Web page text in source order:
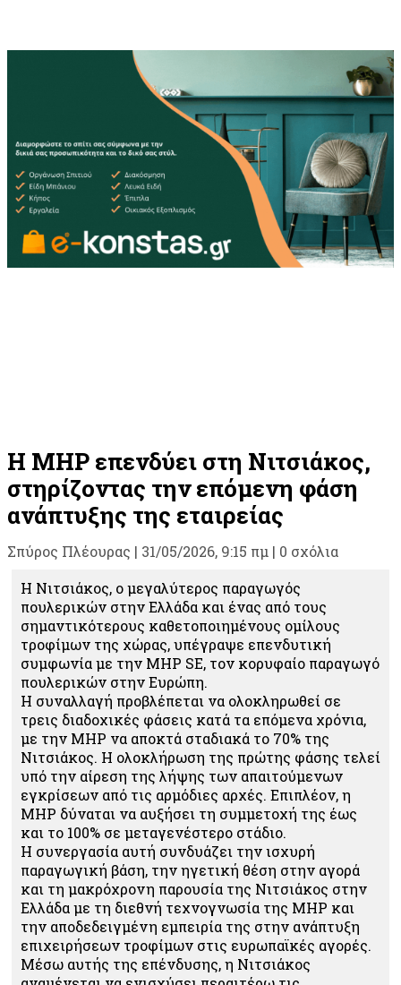
Η MHP επενδύει στη Νιτσιάκος,
στηρίζοντας την επόμενη φάση
ανάπτυξης της εταιρείας
Σπύρος Πλέουρας | 31/05/2026, 9:15 πμ | 0 σχόλια
Η Νιτσιάκος, ο μεγαλύτερος παραγωγός
πουλερικών στην Ελλάδα και ένας από τους
σημαντικότερους καθετοποιημένους ομίλους
τροφίμων της χώρας, υπέγραψε επενδυτική
συμφωνία με την MHP SE, τον κορυφαίο παραγωγό
πουλερικών στην Ευρώπη.
Η συναλλαγή προβλέπεται να ολοκληρωθεί σε
τρεις διαδοχικές φάσεις κατά τα επόμενα χρόνια,
με την MHP να αποκτά σταδιακά το 70% της
Νιτσιάκος. Η ολοκλήρωση της πρώτης φάσης τελεί
υπό την αίρεση της λήψης των απαιτούμενων
εγκρίσεων από τις αρμόδιες αρχές. Επιπλέον, η
MHP δύναται να αυξήσει τη συμμετοχή της έως
και το 100% σε μεταγενέστερο στάδιο.
Η συνεργασία αυτή συνδυάζει την ισχυρή
παραγωγική βάση, την ηγετική θέση στην αγορά
και τη μακρόχρονη παρουσία της Νιτσιάκος στην
Ελλάδα με τη διεθνή τεχνογνωσία της MHP και
την αποδεδειγμένη εμπειρία της στην ανάπτυξη
επιχειρήσεων τροφίμων στις ευρωπαϊκές αγορές.
Μέσω αυτής της επένδυσης, η Νιτσιάκος